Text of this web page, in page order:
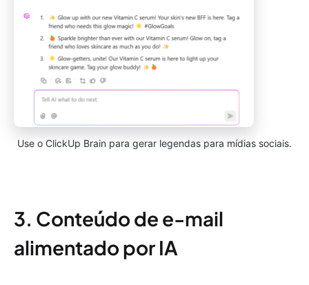
Use o ClickUp Brain para gerar legendas para mídias sociais.
3. Conteúdo de e-mail
alimentado por IA